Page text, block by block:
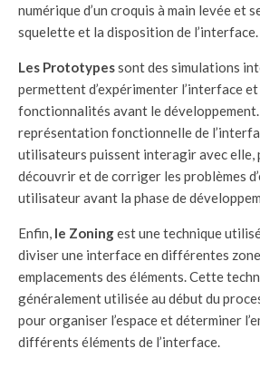
numérique d’un croquis à main levée et
squelette et la disposition de l’interface.
Les Prototypessont des simulations
permettent d’expérimenter l’interface
fonctionnalités avant le
représentation fonctionnelle de
utilisateurs puissent interagir avec elle,
découvrir et de corriger les problèmes
utilisateur avant la phase de
Enfin, le Zoningest une technique
diviser une interface en différentes
emplacements des éléments. Cette
généralement utilisée au début du
pour organiser l’espace et déterminer
différents éléments de l’interface.